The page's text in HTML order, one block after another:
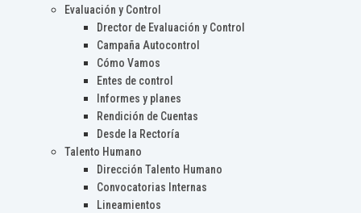
Evaluación y Control
Drector de Evaluación y Control
Campaña Autocontrol
Cómo Vamos
Entes de control
Informes y planes
Rendición de Cuentas
Desde la Rectoría
Talento Humano
Dirección Talento Humano
Convocatorias Internas
Lineamientos